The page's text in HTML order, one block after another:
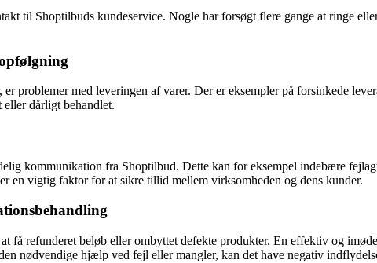
til Shoptilbuds kundeservice. Nogle har forsøgt flere gange at ringe
problemer med leveringen af varer. Der er eksempler på forsinkede
eller dårligt behandlet.
kommunikation fra Shoptilbud. Dette kan for eksempel indebære
en vigtig faktor for at sikre tillid mellem virksomheden og dens kunder.
få refunderet beløb eller ombyttet defekte produkter. En effektiv og
nødvendige hjælp ved fejl eller mangler, kan det have negativ